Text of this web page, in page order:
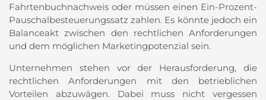
Fahrtenbuchnachweis oder müssen einen Ein-Prozent-
Pauschalbesteuerungssatz zahlen. Es könnte jedoch ein
Balanceakt zwischen den rechtlichen Anforderungen
und dem möglichen Marketingpotenzial sein.
Unternehmen stehen vor der Herausforderung, die
rechtlichen Anforderungen mit den betrieblichen
Vorteilen abzuwägen. Dabei muss nicht vergessen